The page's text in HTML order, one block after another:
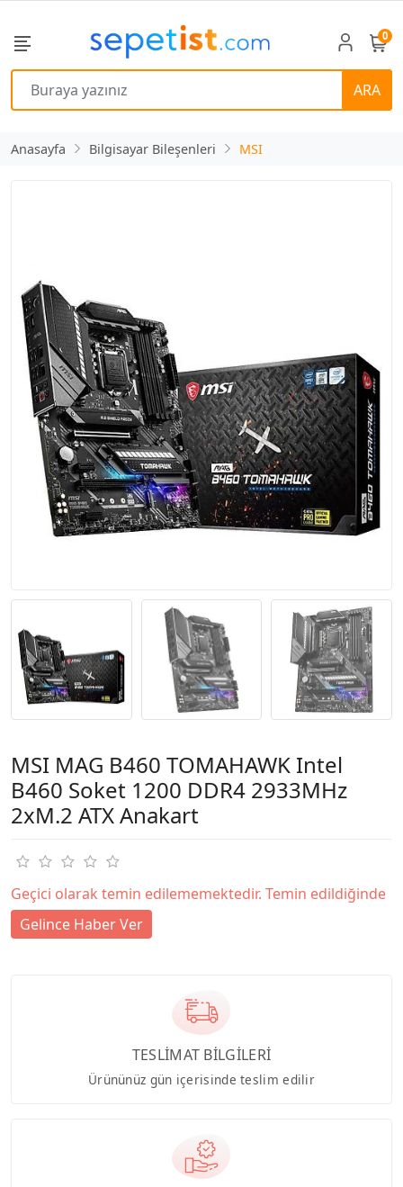
ARA
0
Anasayfa Bilgisayar Bileşenleri MSI
MSI MAG B460 TOMAHAWK Intel
B460 Soket 1200 DDR4 2933MHz
2xM.2 ATX Anakart
Geçici olarak temin edilememektedir. Temin edildiğinde
Gelince Haber Ver
TESLİMAT BİLGİLERİ
Ürününüz gün içerisinde teslim edilir